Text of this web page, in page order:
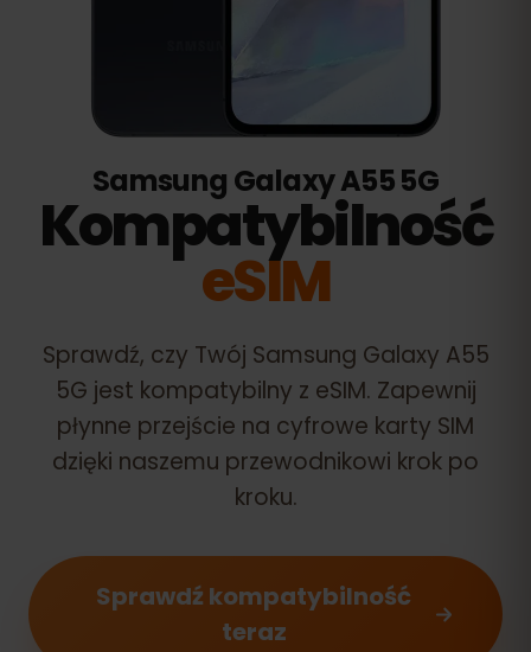
Samsung Galaxy A55 5G
Kompatybilność
eSIM
Sprawdź, czy Twój Samsung Galaxy A55
5G jest kompatybilny z eSIM. Zapewnij
płynne przejście na cyfrowe karty SIM
dzięki naszemu przewodnikowi krok po
kroku.
Sprawdź kompatybilność
teraz